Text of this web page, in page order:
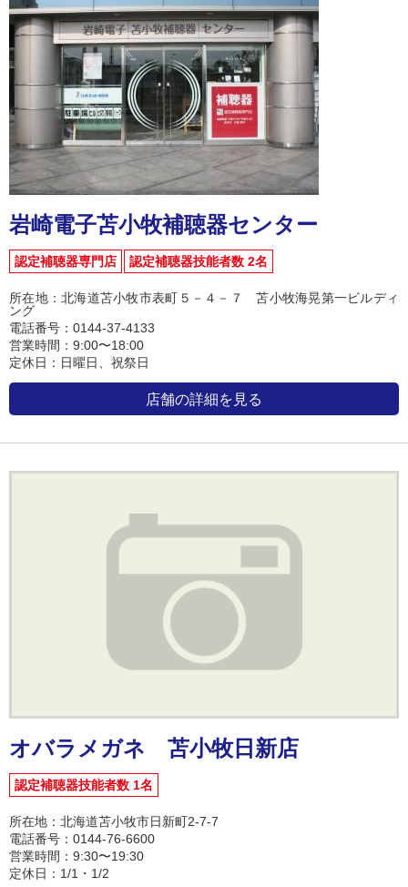
岩崎電子苫小牧補聴器センター
認定補聴器専門店 認定補聴器技能者数 2名
所在地：北海道苫小牧市表町５－４－７ 苫小牧海晃第一ビルディ
ング
電話番号：0144-37-4133
営業時間：9:00〜18:00
定休日：日曜日、祝祭日
店舗の詳細を見る
オバラメガネ 苫小牧日新店
認定補聴器技能者数 1名
所在地：北海道苫小牧市日新町2-7-7
電話番号：0144-76-6600
営業時間：9:30〜19:30
定休日：1/1・1/2